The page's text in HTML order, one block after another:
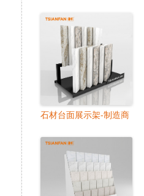
石材台面展示架-制造商